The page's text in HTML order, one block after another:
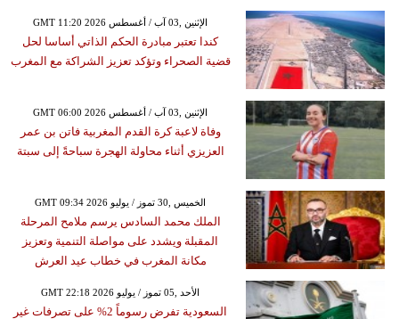
GMT 11:20 2026 الإثنين ,03 آب / أغسطس
كندا تعتبر مبادرة الحكم الذاتي أساسا لحل
قضية الصحراء وتؤكد تعزيز الشراكة مع المغرب
GMT 06:00 2026 الإثنين ,03 آب / أغسطس
وفاة لاعبة كرة القدم المغربية فاتن بن عمر
العزيزي أثناء محاولة الهجرة سباحةً إلى سبتة
GMT 09:34 2026 الخميس ,30 تموز / يوليو
الملك محمد السادس يرسم ملامح المرحلة
المقبلة ويشدد على مواصلة التنمية وتعزيز
مكانة المغرب في خطاب عيد العرش
GMT 22:18 2026 الأحد ,05 تموز / يوليو
السعودية تفرض رسوماً 2% على تصرفات غير